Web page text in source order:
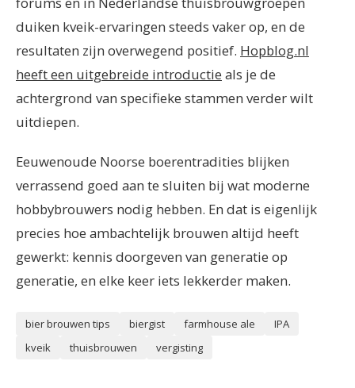
duiken kveik-ervaringen steeds vaker op, en de
resultaten zijn overwegend positief. Hopblog.nl
heeft een uitgebreide introductie als je de
achtergrond van specifieke stammen verder wilt
uitdiepen.
Eeuwenoude Noorse boerentradities blijken
verrassend goed aan te sluiten bij wat moderne
hobbybrouwers nodig hebben. En dat is eigenlijk
precies hoe ambachtelijk brouwen altijd heeft
gewerkt: kennis doorgeven van generatie op
generatie, en elke keer iets lekkerder maken.
bier brouwen tips biergist farmhouse ale
IPA
kveik
thuisbrouwen vergisting